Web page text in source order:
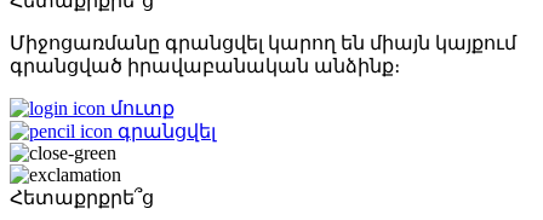
Միջոցառմանը գրանցվել կարող են միայն կայքում
գրանցված իրավաբանական անձինք։
մուտք
գրանցվել
Հետաքրքրե՞ց